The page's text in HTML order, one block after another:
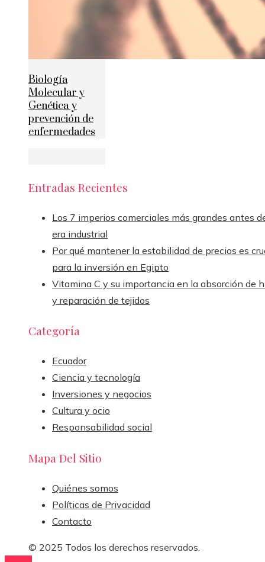
Biología
Molecular y
Genética y
prevención de
enfermedades
Entradas Recientes
Los 7 imperios comerciales más grandes antes
era industrial
Por qué mantener la estabilidad de precios es
para la inversión en Egipto
Vitamina C y su importancia en la absorción de
y reparación de tejidos
Categoría
Ecuador
Ciencia y tecnología
Inversiones y negocios
Cultura y ocio
Responsabilidad social
Mapa Del Sitio
Quiénes somos
Políticas de Privacidad
Contacto
© 2025 Todos los derechos reservados.